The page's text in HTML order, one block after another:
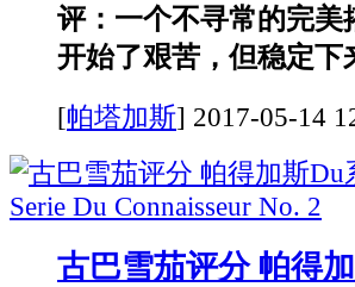
评：一个不寻常的完
开始了艰苦，但稳定下
[帕塔加斯] 2017-05-14
古巴雪茄评分 帕得